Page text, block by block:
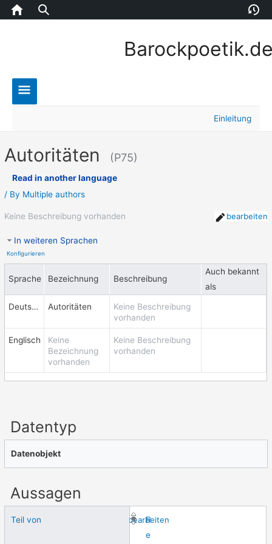
Home
Main
Einleitung
Autoritäten (P75)
Read in another language
/ By Multiple authors
Keine Beschreibung vorhanden bearbeiten
In weiteren Sprachen
Konfigurieren
Sprache Bezeichnung Beschreibung
Auch bekannt
als
Deutsch Autoritäten
Keine Beschreibung
vorhanden
Englisch
Keine
Bezeichnung
vorhanden
Keine Beschreibung
vorhanden
Datentyp
Datenobjekt
Aussagen
Teil von
R
e
bearbeiten